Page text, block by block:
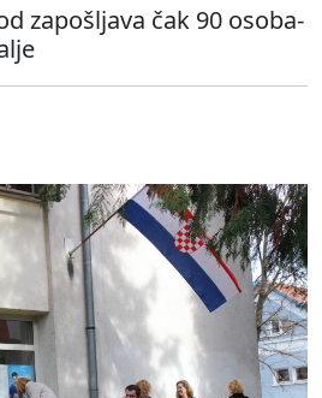
zapošljava čak 90 osoba-